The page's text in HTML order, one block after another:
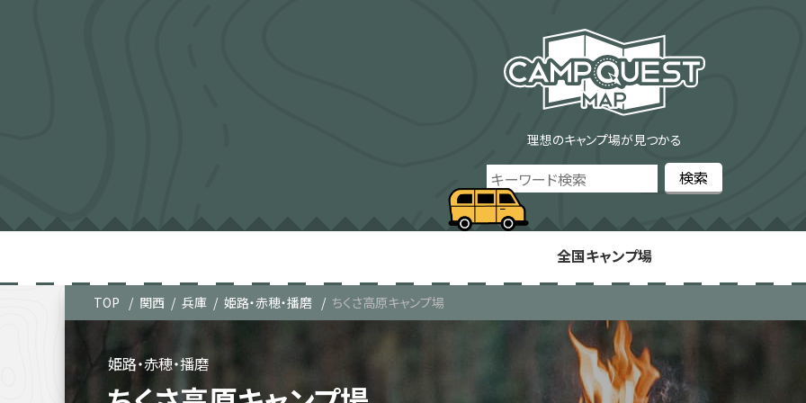
理想のキャンプ場が見つかる
全国キャンプ場
TOP 関西 兵庫 姫路・赤穂・播磨 ちくさ高原キャンプ場
姫路・赤穂・播磨